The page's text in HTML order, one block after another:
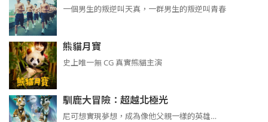
​​​一個男生的叛逆叫天真，一群男生的叛逆叫青春
熊貓月寶
史上唯一無 CG 真實熊貓主演
馴鹿大冒險：超越北極光
尼可想實現夢想，成為像他父親一樣的英雄…